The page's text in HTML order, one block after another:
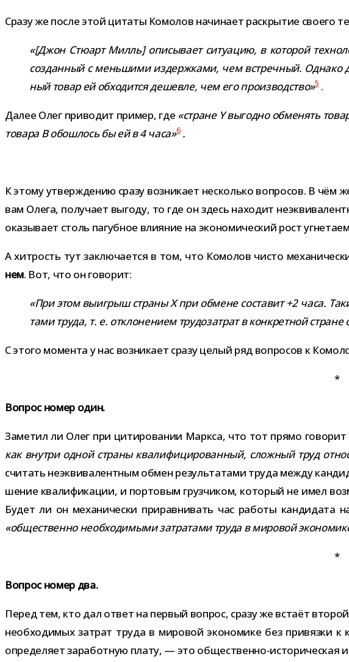
Сразу же после этой цитаты Комолов начи­нает рас­кры­тие сво­его
«[Джон Стюарт Милль] опи­сы­вает ситу­а­цию, в кото­рой
создан­ный с мень­шими издерж­ками, чем встреч­ный. Однако
ный товар ей обхо­дится дешевле, чем его про­из­вод­ство»5.
Далее Олег при­во­дит при­мер, где «стране Y выгодно обме­нять
товара B обо­шлось бы ей в 4 часа»6 .
К этому утвер­жде­нию сразу воз­ни­кает несколько вопро­сов. В чём
вам Олега, полу­чает выгоду, то где он здесь нахо­дит
ока­зы­вает столь пагуб­ное вли­я­ние на эко­но­ми­че­ский рост
А хит­рость тут заклю­ча­ется в том, что Комолов чисто
нем. Вот, что он говорит:
«При этом выиг­рыш страны X при обмене соста­вит +2 часа.
тами труда, т. е. откло­не­нием тру­до­за­трат в кон­крет­ной
С этого момента у нас воз­ни­кает сразу целый ряд вопро­сов к
Вопрос номер один.
Заметил ли Олег при цити­ро­ва­нии Маркса, что тот прямо
как внутри одной страны ква­ли­фи­ци­ро­ван­ный, слож­ный труд
счи­тать неэк­ви­ва­лент­ным обмен резуль­та­тами труда между
ше­ние ква­ли­фи­ка­ции, и пор­то­вым груз­чи­ком, кото­рый не имел
Будет ли он меха­ни­че­ски при­рав­ни­вать час работы кан­ди­дата
«обще­ственно необ­хо­ди­мыми затра­тами труда в миро­вой
Вопрос номер два.
Перед тем, кто дал ответ на пер­вый вопрос, сразу же встаёт
необ­хо­ди­мых затрат труда в миро­вой эко­но­мике без при­вязки
опре­де­ляет зара­бот­ную плату, — это общественно-​историческая